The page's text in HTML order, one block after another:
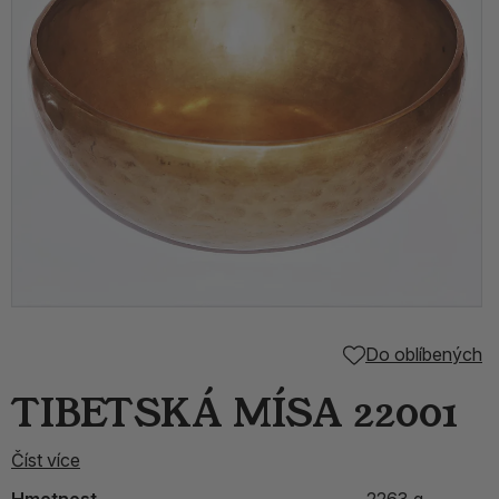
Do oblíbených
TIBETSKÁ MÍSA 22001
Číst více